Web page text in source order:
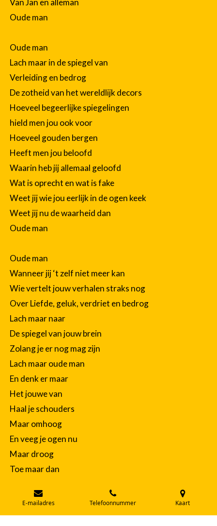
Van Jan en alleman
Oude man
Oude man
Lach maar in de spiegel van
Verleiding en bedrog
De zotheid van het wereldlijk decors
Hoeveel begeerlijke spiegelingen
hield men jou ook voor
Hoeveel gouden bergen
Heeft men jou beloofd
Waarin heb jij allemaal geloofd
Wat is oprecht en wat is fake
Weet jij wie jou eerlijk in de ogen keek
Weet jij nu de waarheid dan
Oude man
Oude man
Wanneer jij ‘t zelf niet meer kan
Wie vertelt jouw verhalen straks nog
Over Liefde, geluk, verdriet en bedrog
Lach maar naar
De spiegel van jouw brein
Zolang je er nog mag zijn
Lach maar oude man
En denk er maar
Het jouwe van
Haal je schouders
Maar omhoog
En veeg je ogen nu
Maar droog
Toe maar dan
Antoon van Lanen 2025
E-mailadres Telefoonnummer Kaart